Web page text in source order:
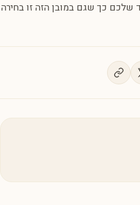
שלכם כך שגם במובן הזה זו בחירה